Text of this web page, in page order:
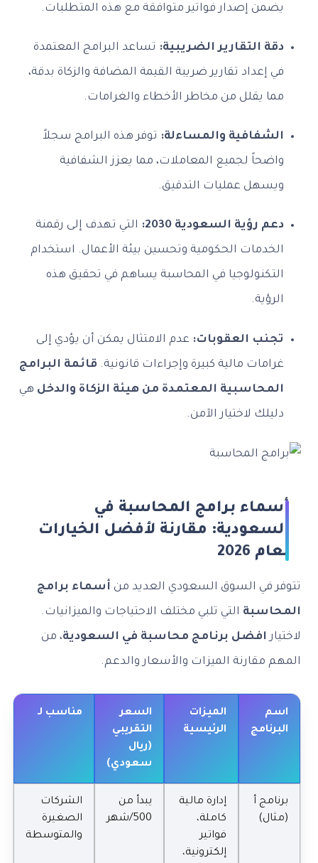
يضمن إصدار فواتير متوافقة مع هذه المتطلبات.
دقة التقارير الضريبية: تساعد البرامج المعتمدة
في إعداد تقارير ضريبة القيمة المضافة والزكاة بدقة،
مما يقلل من مخاطر الأخطاء والغرامات.
الشفافية والمساءلة: توفر هذه البرامج سجلاً
واضحاً لجميع المعاملات، مما يعزز الشفافية
ويسهل عمليات التدقيق.
دعم رؤية السعودية 2030: التي تهدف إلى رقمنة
الخدمات الحكومية وتحسين بيئة الأعمال. استخدام
التكنولوجيا في المحاسبة يساهم في تحقيق هذه
الرؤية.
تجنب العقوبات: عدم الامتثال يمكن أن يؤدي إلى
غرامات مالية كبيرة وإجراءات قانونية. قائمة البرامج
المحاسبية المعتمدة من هيئة الزكاة والدخل هي
دليلك لاختيار الآمن.
أسماء برامج المحاسبة في
السعودية: مقارنة لأفضل الخيارات
لعام 2026
تتوفر في السوق السعودي العديد من أسماء برامج
المحاسبة التي تلبي مختلف الاحتياجات والميزانيات.
لاختيارافضل برنامج محاسبة في السعودية، من
المهم مقارنة الميزات والأسعار والدعم.
اسم
البرنامج
الميزات
الرئيسية
السعر
التقريبي
(ريال
سعودي)
مناسب لـ
برنامج أ
(مثال)
إدارة مالية
كاملة،
فواتير
إلكترونية،
يبدأ من
500/شهر
الشركات
الصغيرة
والمتوسطة